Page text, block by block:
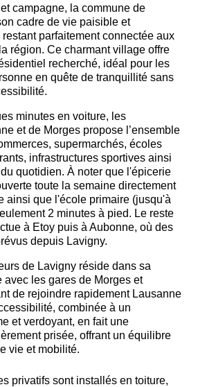
campagne, la commune de
cadre de vie paisible et
parfaitement connectée aux
région. Ce charmant village offre
recherché, idéal pour les
en quête de tranquillité sans
minutes en voiture, les
et de Morges propose l’ensemble
supermarchés, écoles
infrastructures sportives ainsi
quotidien. À noter que l'épicerie
toute la semaine directement
ainsi que l'école primaire (jusqu'à
2 minutes à pied. Le reste
à Etoy puis à Aubonne, où des
depuis Lavigny.
de Lavigny réside dans sa
avec les gares de Morges et
de rejoindre rapidement Lausanne
combinée à un
et verdoyant, en fait une
prisée, offrant un équilibre
vie et mobilité.
privatifs sont installés en toiture,